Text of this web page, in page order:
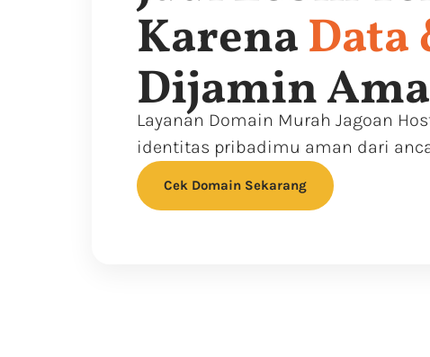
KarenaData
Dijamin
Layanan Domain Murah Jagoan
identitas pribadimu aman dari
Cek Domain Sekarang